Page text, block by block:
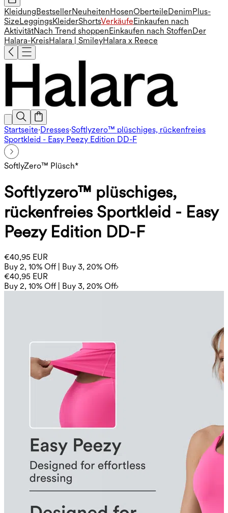
Kleidung BestsellerNeuheiten HosenOberteile Denim Plus-
Size LeggingsKleiderShortsVerkäufe Einkaufen nach
AktivitätNach Trend shoppen Einkaufen nach Stoffen Der
Halara-KreisHalara | SmileyHalara x Reece
Startseite·Dresses·Softlyzero™ plüschiges, rückenfreies
Sportkleid - Easy Peezy Edition DD-F
SoftlyZero™ Plüsch*
Softlyzero™ plüschiges,
rückenfreies Sportkleid - Easy
Peezy Edition DD-F
€40,95 EUR
Buy 2, 10% Off | Buy 3, 20% Off
€40,95 EUR
Buy 2, 10% Off | Buy 3, 20% Off